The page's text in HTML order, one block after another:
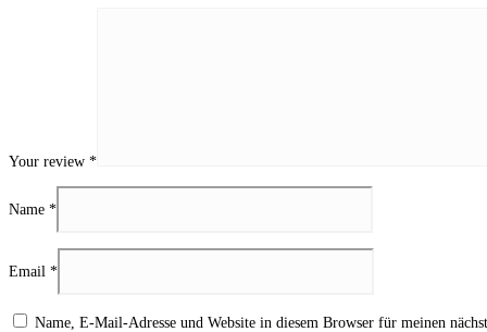
Your review *
Name *
Email *
Name, E-Mail-Adresse und Website in diesem Browser für meinen